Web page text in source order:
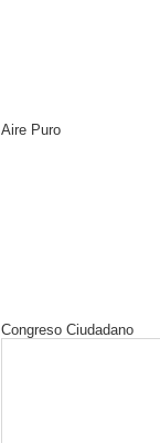
Aire Puro
Congreso Ciudadano